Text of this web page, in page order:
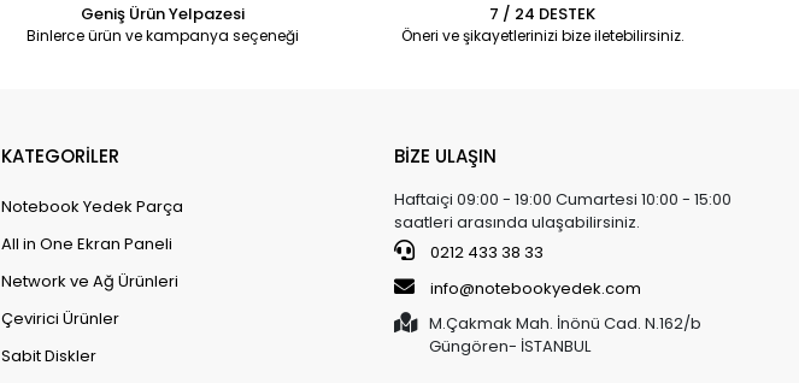
Geniş Ürün Yelpazesi
Binlerce ürün ve kampanya seçeneği
7 / 24 DESTEK
Öneri ve şikayetlerinizi bize iletebilirsiniz.
KATEGORİLER
Notebook Yedek Parça
All in One Ekran Paneli
Network ve Ağ Ürünleri
Çevirici Ürünler
Sabit Diskler
BİZE ULAŞIN
Haftaiçi 09:00 - 19:00 Cumartesi 10:00 - 15:00
saatleri arasında ulaşabilirsiniz.
0212 433 38 33
info@notebookyedek.com
M.Çakmak Mah. İnönü Cad. N.162/b
Güngören- İSTANBUL